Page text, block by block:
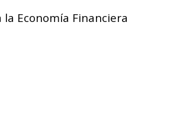
Economía Financiera